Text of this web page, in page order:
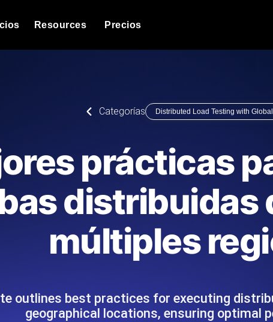
cloud con análisis de IA.
Testing Services
liderado por expertos: escribimos los scripts JMeter o k6,
a escala y entregamos el informe.
Resources
Explorar categorías de
glosario
Explorar categorías de
Blog de producto
Leer más en el blog
Comparisons Blog
Leer más en el blog
Precios
Categorías Distributed Load Testing with
prácticas
distribuidas
múltiples
outlines best practices for executing
geographical locations, ensuring optimal